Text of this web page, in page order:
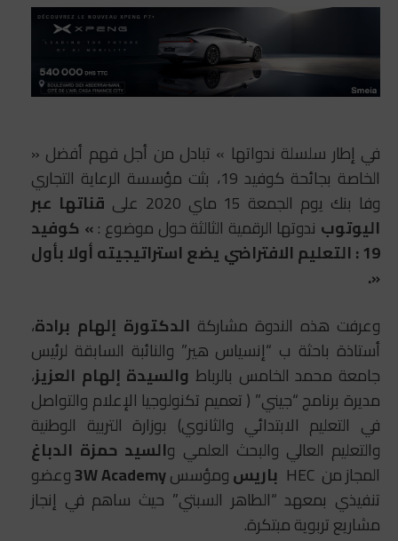
في إطار سلسلة ندواتها » تبادل من أجل فهم أفضل «
الخاصة بجائحة كوفيد 19، بثت مؤسسة الرعاية التجاري
وفا بنك يوم الجمعة 15 ماي 2020 على
قناتها عبر
اليوتوب ندوتها الرقمية الثالثة حول موضوع :» كوفيد
19 : التعليم الافتراضي يضع استراتيجيته أولا بأول
«
.
وعرفت هذه الندوة مشاركة الدكتورة إلهام برادة،
أستاذة باحثة ب “إنسياس هير” والنائبة السابقة لرئيس
جامعة محمد الخامس بالرباط والسيدة إلهام العزيز،
مديرة برنامج “جيني” ( تعميم تكنولوجيا الإعلام والتواصل
في التعليم الابتدائي والثانوي) بوزارة التربية الوطنية
والتعليم العالي والبحث العلمي والسيد حمزة الدباغ
المجاز من HEC
باريسومؤسس3W Academyوعضو
تنفيذي بمعهد “الطاهر السبتي” حيث ساهم في إنجاز
مشاريع تربوية مبتكرة.